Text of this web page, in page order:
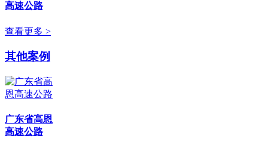
高速公路
查看更多 >
其他案例
广东省高恩
高速公路